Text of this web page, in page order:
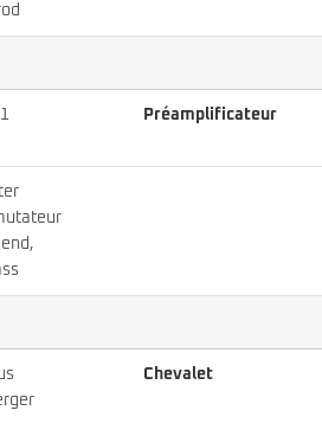
Préamplificateur
Chevalet